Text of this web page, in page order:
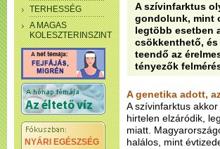
TERHESSÉG
A MAGAS
KOLESZTERINSZINT
NYÁRI EGÉSZSÉG
A szívinfarktus
gondolunk, mint
legtöbb esetben
csökkenthető,
teendő az
tényezők
A genetika adott,
A szívinfarktus
hirtelen elzáródik,
miatt.
halálos, mint